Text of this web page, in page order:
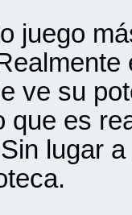
juego
ve su
que es
lugar